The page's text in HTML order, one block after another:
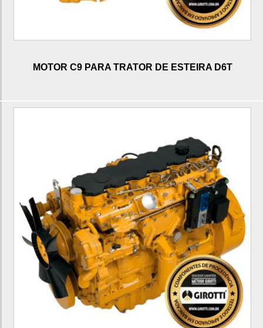
Motor c7 para motoniveladora
Fábrica de motor c6.4 para escavadeira
Fabricante de motor c6.4 para escavadeira
Motor c6.4 para escavadeira 320D
Bomba de alta pressão c6.6
Bomba de alta pressão c6.4
Bomba de alta pressão c4.4
Bomba de alta pressão c4.2
MOTOR C9 PARA TRATOR DE ESTEIRA D6T